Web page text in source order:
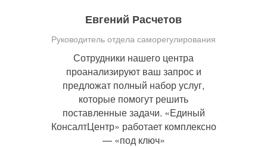
Евгений Расчетов
Руководитель отдела саморегулирования
Сотрудники нашего центра
проанализируют ваш запрос и
предложат полный набор услуг,
которые помогут решить
поставленные задачи. «Единый
КонсалтЦентр» работает комплексно
— «под ключ»